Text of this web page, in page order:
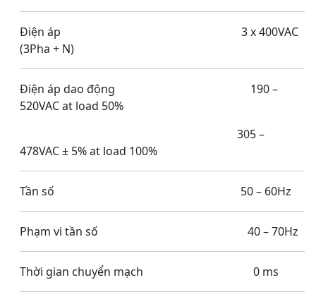
Điện áp 3 x 400VAC
(3Pha + N)
Điện áp dao động 190 –
520VAC at load 50%
305 –
478VAC ± 5% at load 100%
Tần số 50 – 60Hz
Phạm vi tần số 40 – 70Hz
Thời gian chuyển mạch 0 ms